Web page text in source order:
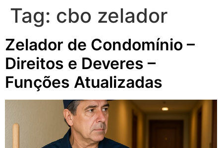
Tag: cbo zelador
Zelador de Condomínio –
Direitos e Deveres –
Funções Atualizadas